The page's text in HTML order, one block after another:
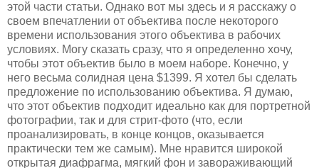
этой части статьи. Однако вот мы здесь и я расскажу о
своем впечатлении от объектива после некоторого
времени использования этого объектива в рабочих
условиях. Могу сказать сразу, что я определенно хочу,
чтобы этот объектив было в моем наборе. Конечно, у
него весьма солидная цена $1399. Я хотел бы сделать
предложение по использованию объектива. Я думаю,
что этот объектив подходит идеально как для портретной
фотографии, так и для стрит-фото (что, если
проанализировать, в конце концов, оказывается
практически тем же самым). Мне нравится широкой
открытая диафрагма, мягкий фон и завораживающий